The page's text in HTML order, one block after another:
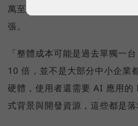
萬至 12 萬元，一張算不完，
張。
「整體成本可能是過去單獨一
10 倍，並不是大部分中小企業
硬體，使用者還需要 AI 應用
式背景與開發資源，這些都是落